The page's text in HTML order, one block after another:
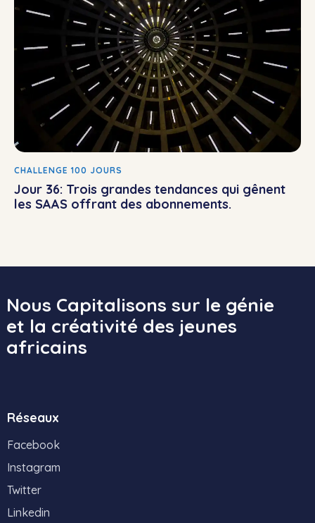
CHALLENGE 100 JOURS
Jour 36: Trois grandes tendances qui gênent
les SAAS offrant des abonnements.
Nous Capitalisons sur le génie
et la créativité des jeunes
africains
Réseaux
Facebook
Instagram
Twitter
Linkedin